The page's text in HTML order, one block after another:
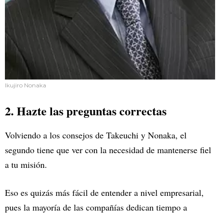
Ikujiro Nonaka
2. Hazte las preguntas correctas
Volviendo a los consejos de Takeuchi y Nonaka, el
segundo tiene que ver con la necesidad de mantenerse fiel
a tu misión.
Eso es quizás más fácil de entender a nivel empresarial,
pues la mayoría de las compañías dedican tiempo a